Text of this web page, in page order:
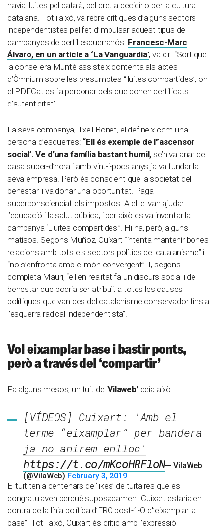
havia lluites pel català, pel dret a decidir o per la cultura
catalana. Tot i això, va rebre crítiques d’alguns sectors
independentistes pel fet d’impulsar aquest tipus de
campanyes de perfil esquerranós. Francesc-Marc
Álvaro, en un article a ‘La Vanguardia’, va dir: “Sort que
la consellera Munté assisteix contenta als actes
d’Òmnium sobre les presumptes “lluites compartides”, on
el PDECat es fa perdonar pels que donen certificats
d’autenticitat”.
La seva companya, Txell Bonet, el defineix com una
persona d’esquerres: “Ell és exemple de l”ascensor
social’. Ve d’una família bastant humil, se’n va anar de
casa super-d’hora i amb vint-i-pocs anys ja va fundar la
seva empresa. Però és conscient que la societat del
benestar li va donar una oportunitat. Paga
superconscienciat els impostos. A ell el van ajudar
l’educació i la salut pública, i per això es va inventar la
campanya ‘Lluites compartides'”. Hi ha, però, alguns
matisos. Segons Muñoz, Cuixart “intenta mantenir bones
relacions amb tots els sectors polítics del catalanisme” i
“no s’enfronta amb el món convergent”. I, segons
completa Mauri, “ell en realitat fa un discurs social i de
benestar que podria ser atribuït a totes les causes
polítiques que van des del catalanisme conservador fins a
l’esquerra radical independentista”.
Vol eixamplar base i bastir ponts,
però a través del ‘compartir’
Fa alguns mesos, un tuit de ‘Vilaweb’deia això:
[VÍDEOS] Cuixart: 'Amb el
terme “eixamplar” per bandera
ja no anirem enlloc'
https://t.co/mKcoHRFloN— VilaWeb
(@VilaWeb) February 3, 2019
El tuit tenia centenars de ‘likes’ de tuitaires que es
congratulaven perquè suposadament Cuixart estaria en
contra de la línia política d’ERC post-1-O d'”eixamplar la
base”. Tot i això, Cuixart és crític amb l’expressió